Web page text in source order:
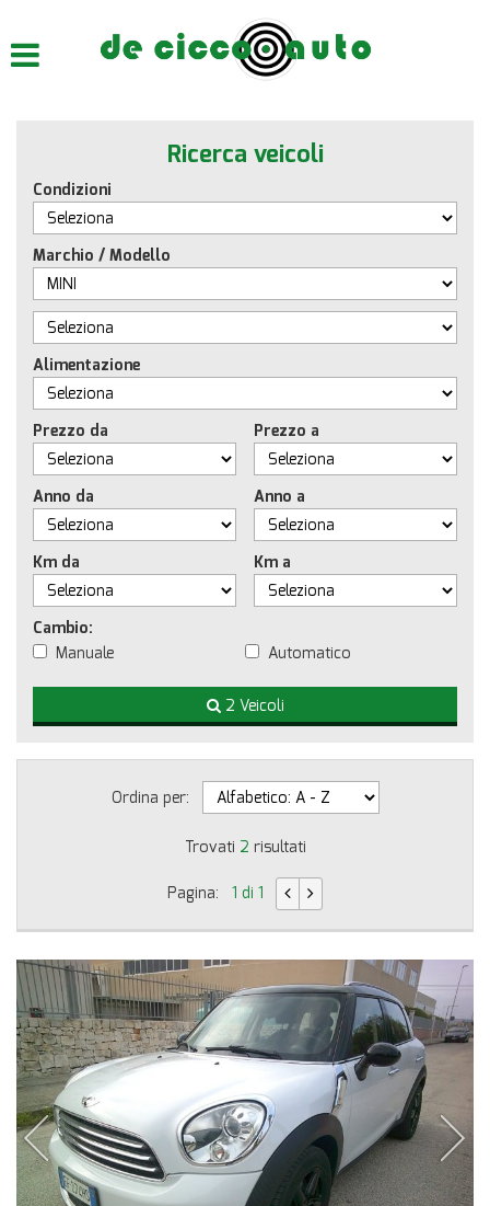
ACQUISTIAMO USATO
ASSISTENZA
CONTATTI
Ricerca veicoli
Condizioni
Marchio / Modello
Alimentazione
Prezzo da Prezzo a
Anno da Anno a
Km da Km a
Cambio:
Manuale
Automatico
2 Veicoli
Ordina per:
Trovati 2 risultati
Pagina: 1 di 1